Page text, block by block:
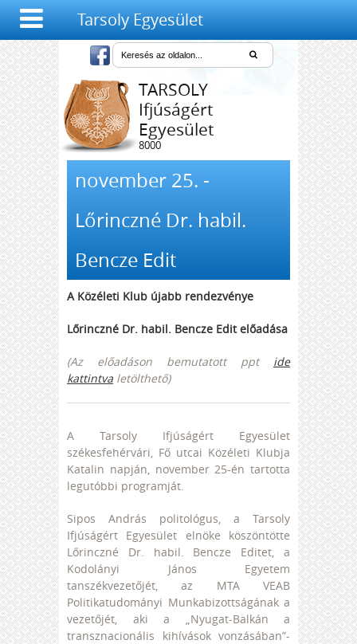
Tarsoly Egyesület
TARSOLY
Ifjúságért
Egyesület
8000
Székesfehérvár,
november 25. -
Lőrinczné Dr. habil.
Bencze Edit
A Közéleti Klub újabb rendezvénye
Lőrinczné Dr. habil. Bencze Edit előadása
(Az előadáson bemutatott ppt ide
kattintva letölthető)
A Tarsoly Ifjúságért Egyesület
székesfehérvári, Fő utcai Közéleti Klubja
Katalin napján, november 25-én tartotta
legutóbbi programját.
Sipos András politológus, a Tarsoly
Ifjúságért Egyesület elnöke köszöntötte
Lőrinczné Dr. habil. Bencze Editet, a
Kodolányi János Egyetem
tanszékvezetőjét, az MTA VEAB
Politikatudományi Munkabizottságának a
vezetőjét, aki a „Nyugat-Balkán a
transznacionális kihívások vonzásában”-